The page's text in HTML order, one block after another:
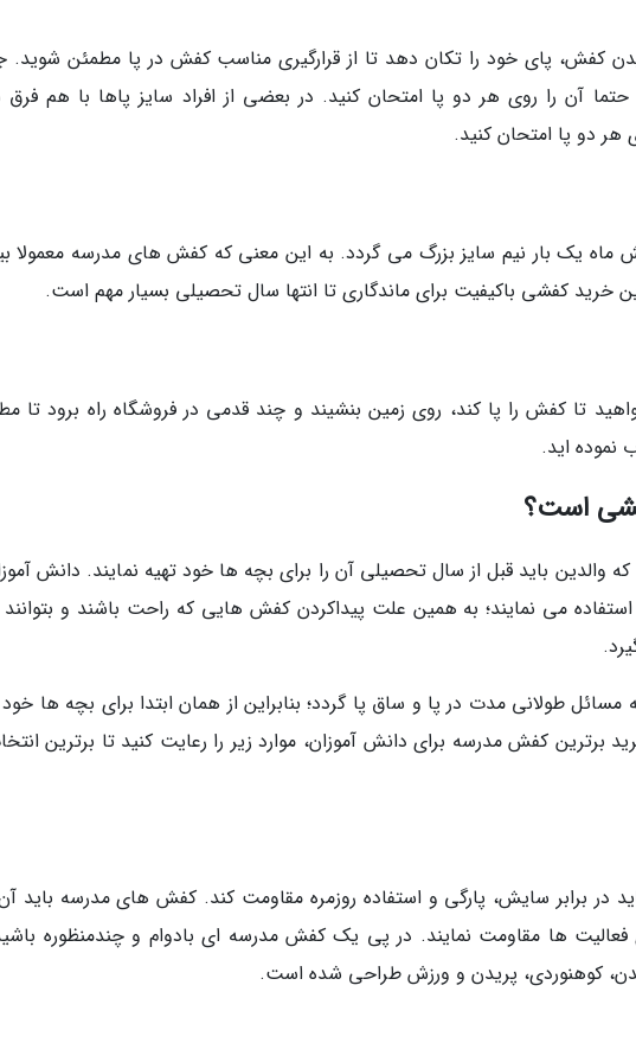
کفش، پای خود را تکان دهد تا از قرارگیری مناسب کفش در پا مطمئن
آن را روی هر دو پا امتحان کنید. در بعضی از افراد سایز پاها با هم فرق
دو پا امتحان کنید.
خرید کفشی باکیفیت برای ماندگاری تا انتها سال تحصیلی بسیار مهم است.
تا کفش را پا کند، روی زمین بنشیند و چند قدمی در فروشگاه راه برود تا
نموده اید.
است؟
باید قبل از سال تحصیلی آن را برای بچه ها خود تهیه نمایند. دانش
در هفته استفاده می نمایند؛ به همین علت پیداکردن کفش هایی که راحت باشند و بتوانند
طولانی مدت در پا و ساق پا گردد؛ بنابراین از همان ابتدا برای بچه ها خود
کفش مدرسه برای دانش آموزان، موارد زیر را رعایت کنید تا برترین
در برابر سایش، پارگی و استفاده روزمره مقاومت کند. کفش های مدرسه باید
فعالیت ها مقاومت نمایند. در پی یک کفش مدرسه ای بادوام و چندمنظوره
کوهنوردی، پریدن و ورزش طراحی شده است.